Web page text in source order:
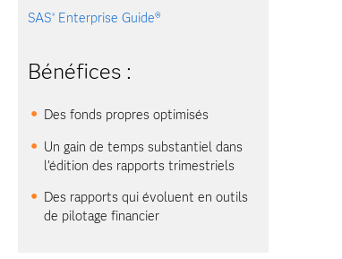
SAS® Enterprise Guide®
Bénéfices :
Des fonds propres optimisés
Un gain de temps substantiel dans
l’édition des rapports trimestriels
Des rapports qui évoluent en outils
de pilotage financier